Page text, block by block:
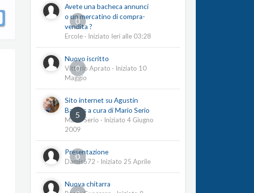
0
Avete una bacheca annunci
o un mercatino di compra-
vendita ?
Ercole· Iniziato Ieri alle 03:28
0
Nuovo iscritto
Vittorio Aprato · Iniziato 10
Maggio
5
Sito internet su Agustín
Barrios a cura di Mario Serio
Mario Serio · Iniziato 4 Giugno
2009
0
Presentazione
Damis672 · Iniziato 25 Aprile
Nuova chitarra